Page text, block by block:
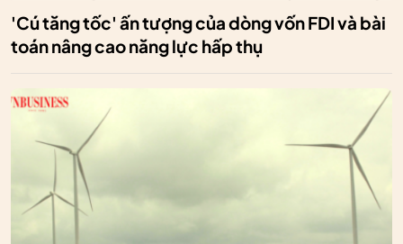
'Cú tăng tốc' ấn tượng của dòng vốn FDI và bài
toán nâng cao năng lực hấp thụ